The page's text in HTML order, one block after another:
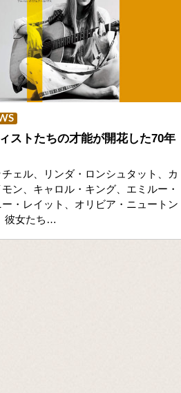
ストたちの才能が開花した70年
ェル、リンダ・ロンシュタット、カ
ン、キャロル・キング、エミルー・
・レイット、オリビア・ニュートン
女たち…